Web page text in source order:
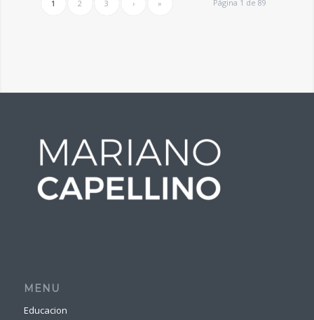
Página 1 de 89
1 2 3 › »
MENU
Educacion